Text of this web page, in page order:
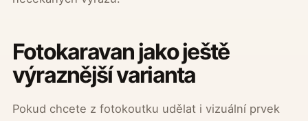
Fotokaravan jako ještě
výraznější varianta
Pokud chcete z fotokoutku udělat i vizuální prvek